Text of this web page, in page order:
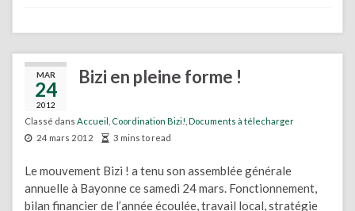
MAR
24
2012
Bizi en pleine forme !
Classé dans Accueil Coordination Bizi! Documents à télecharger
24 mars 2012
3 mins to read
Le mouvement Bizi ! a tenu son assemblée générale
annuelle à Bayonne ce samedi 24 mars. Fonctionnement,
bilan financier de l’année écoulée, travail local, stratégie